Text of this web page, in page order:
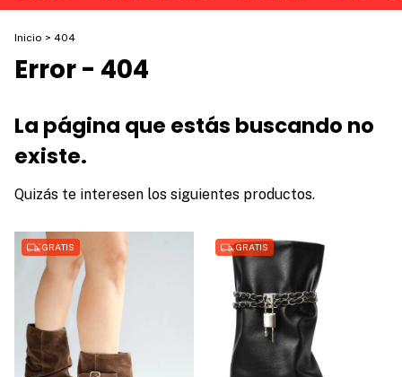
Inicio > 404
Error - 404
La página que estás buscando no
existe.
Quizás te interesen los siguientes productos.
GRATIS GRATIS